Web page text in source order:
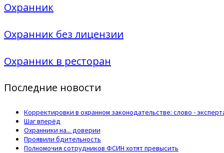
Охранник
Охранник без лицензии
Охранник в ресторан
Последние новости
Корректировки в охранном законодательстве: слово -
Шаг вперёд
Охранники на... доверии
Проявили бдительность
Полномочия сотрудников ФСИН хотят превысить